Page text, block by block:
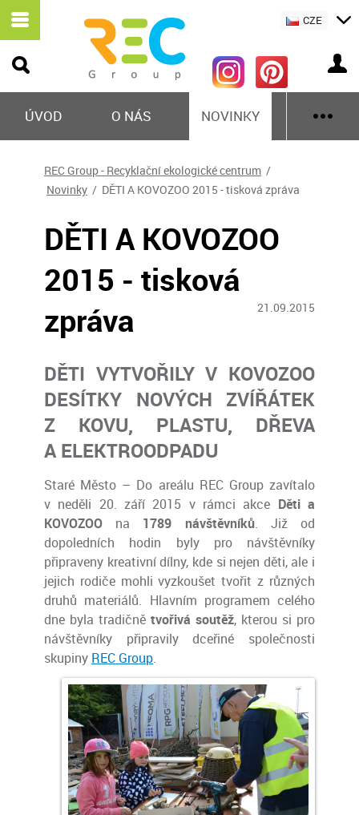
ÚVOD O NÁS NOVINKY
CZE
REC Group - Recyklační ekologické centrum /
Novinky / DĚTI A KOVOZOO 2015 - tisková zpráva
DĚTI A KOVOZOO
2015 - tisková
zpráva
21.09.2015
DĚTI VYTVOŘILY V KOVOZOO
DESÍTKY NOVÝCH ZVÍŘÁTEK
Z KOVU, PLASTU, DŘEVA
A ELEKTROODPADU
Staré Město – Do areálu REC Group zavítalo
v neděli 20. září 2015 v rámci akce Děti a
KOVOZOO na 1789 návštěvníků. Již od
dopoledních hodin byly pro návštěvníky
připraveny kreativní dílny, kde si nejen děti, ale i
jejich rodiče mohli vyzkoušet tvořit z různých
druhů materiálů. Hlavním programem celého
dne byla tradičně tvořivá soutěž, kterou si pro
návštěvníky připravily dceřiné společnosti
skupiny REC Group.